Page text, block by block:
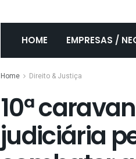
HOME EMPRESAS /
Home Direito & Justiça
10ª
judiciária